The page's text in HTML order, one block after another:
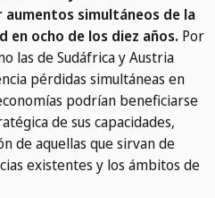
simultáneos de la
en ocho de los diez años. Por
las de Sudáfrica y Austria
pérdidas simultáneas en
podrían beneficiarse
de sus capacidades,
de aquellas que sirvan de
existentes y los ámbitos de